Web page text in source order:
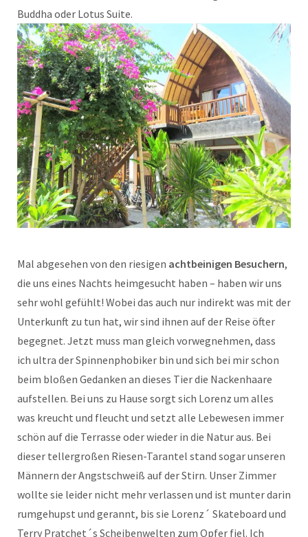
Buddha oder Lotus Suite.
Mal abgesehen von den riesigen achtbeinigen Besuchern,
die uns eines Nachts heimgesucht haben – haben wir uns
sehr wohl gefühlt! Wobei das auch nur indirekt was mit der
Unterkunft zu tun hat, wir sind ihnen auf der Reise öfter
begegnet. Jetzt muss man gleich vorwegnehmen, dass
ich ultra der Spinnenphobiker bin und sich bei mir schon
beim bloßen Gedanken an dieses Tier die Nackenhaare
aufstellen. Bei uns zu Hause sorgt sich Lorenz um alles
was kreucht und fleucht und setzt alle Lebewesen immer
schön auf die Terrasse oder wieder in die Natur aus. Bei
dieser tellergroßen Riesen-Tarantel stand sogar unseren
Männern der Angstschweiß auf der Stirn. Unser Zimmer
wollte sie leider nicht mehr verlassen und ist munter darin
rumgehupst und gerannt, bis sie Lorenz´ Skateboard und
Terry Pratchet´s Scheibenwelten zum Opfer fiel. Ich